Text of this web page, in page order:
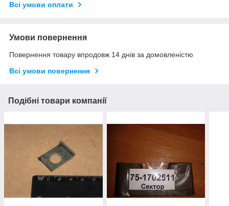
Всі умови оплати
Умови повернення
Повернення товару впродовж 14 днів за домовленістю
Всі умови повернення
Подібні товари компанії